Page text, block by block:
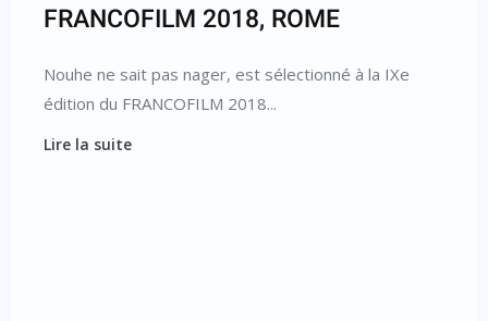
FRANCOFILM 2018, ROME
Nouhe ne sait pas nager, est sélectionné à la IXe
édition du FRANCOFILM 2018...
Lire la suite